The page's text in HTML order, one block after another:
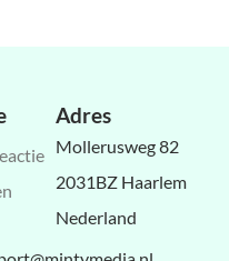
Adres
Mollerusweg 82
2031BZ Haarlem
Nederland